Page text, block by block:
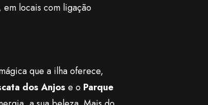
locais com ligação
que a ilha oferece,
dos Anjos e o Parque